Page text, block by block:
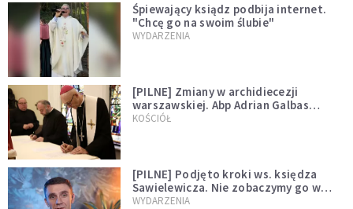
Śpiewający ksiądz podbija internet.
"Chcę go na swoim ślubie"
WYDARZENIA
[PILNE] Zmiany w archidiecezji
warszawskiej. Abp Adrian Galbas
wręczył dekrety nowym proboszczom
KOŚCIÓŁ
[PILNE] Podjęto kroki ws. księdza
Sawielewicza. Nie zobaczymy go w
mediach
WYDARZENIA